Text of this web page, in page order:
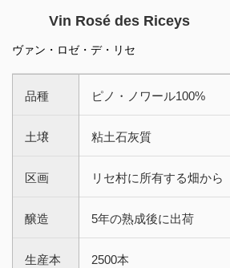
Vin Rosé des Riceys
ヴァン・ロゼ・デ・リセ
品種 ピノ・ノワール100%
土壌 粘土石灰質
区画 リセ村に所有する畑から
醸造 5年の熟成後に出荷
生産本
2500本